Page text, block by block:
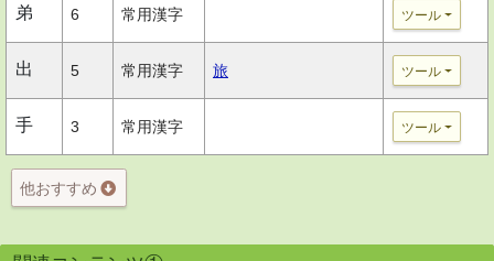
弟 6 常用漢字 ツール
出 5 常用漢字 旅 ツール
手 3 常用漢字 ツール
他おすすめ